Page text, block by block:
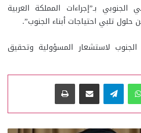
الجنوبي بـ”إجراءات المملكة العربية
تلبي احتياجات أبناء الجنوب”.
لاستشعار المسؤولية وتحقيق
واتسابتيلقراممشاركة عبر البريد طباعة